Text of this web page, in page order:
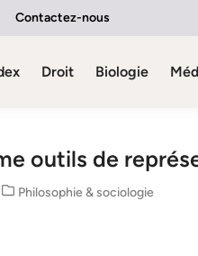
Contactez-nous
Droit Biologie
outils de
Posted
Philosophie & sociologie